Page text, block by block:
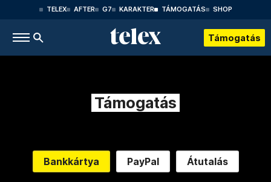
TELEX AFTER G7 KARAKTER TÁMOGATÁS SHOP
Támogatás
Támogatás
Bankkártya PayPal Átutalás